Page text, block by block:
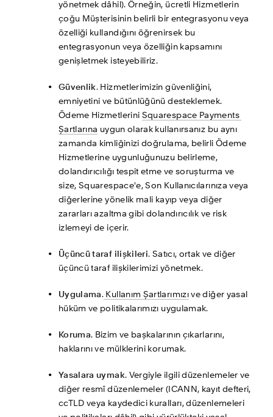
yönetmek dâhil). Örneğin, ücretli Hizmetlerin
çoğu Müşterisinin belirli bir entegrasyonu veya
özelliği kullandığını öğrenirsek bu
entegrasyonun veya özelliğin kapsamını
genişletmek isteyebiliriz.
Güvenlik. Hizmetlerimizin güvenliğini,
emniyetini ve bütünlüğünü desteklemek.
Ödeme Hizmetlerini Squarespace Payments
Şartlarına uygun olarak kullanırsanız bu aynı
zamanda kimliğinizi doğrulama, belirli Ödeme
Hizmetlerine uygunluğunuzu belirleme,
dolandırıcılığı tespit etme ve soruşturma ve
size, Squarespace'e, Son Kullanıcılarınıza veya
diğerlerine yönelik mali kayıp veya diğer
zararları azaltma gibi dolandırıcılık ve risk
izlemeyi de içerir.
Üçüncü taraf ilişkileri. Satıcı, ortak ve diğer
üçüncü taraf ilişkilerimizi yönetmek.
Uygulama . Kullanım Şartlarımızı ve diğer yasal
hüküm ve politikalarımızı uygulamak.
Koruma. Bizim ve başkalarının çıkarlarını,
haklarını ve mülklerini korumak.
Yasalara uymak. Vergiyle ilgili düzenlemeler ve
diğer resmî düzenlemeler (ICANN, kayıt defteri,
ccTLD veya kaydedici kuralları, düzenlemeleri